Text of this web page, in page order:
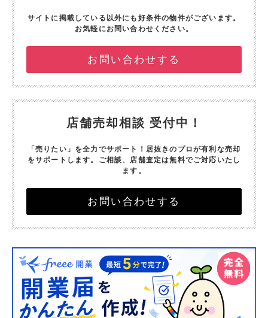
サイトに掲載している以外にも好条件の物件がございます。
お気軽にお問い合わせください。
お問い合わせする
店舗売却相談 受付中！
「売りたい」を全力でサポート！ 居抜きのプロが有利な売却
をサポートします。 ご相談、店舗査定は無料でご対応いたし
ます。
お問い合わせする